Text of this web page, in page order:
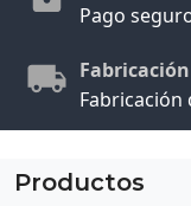
Pago
Fabricación
Productos